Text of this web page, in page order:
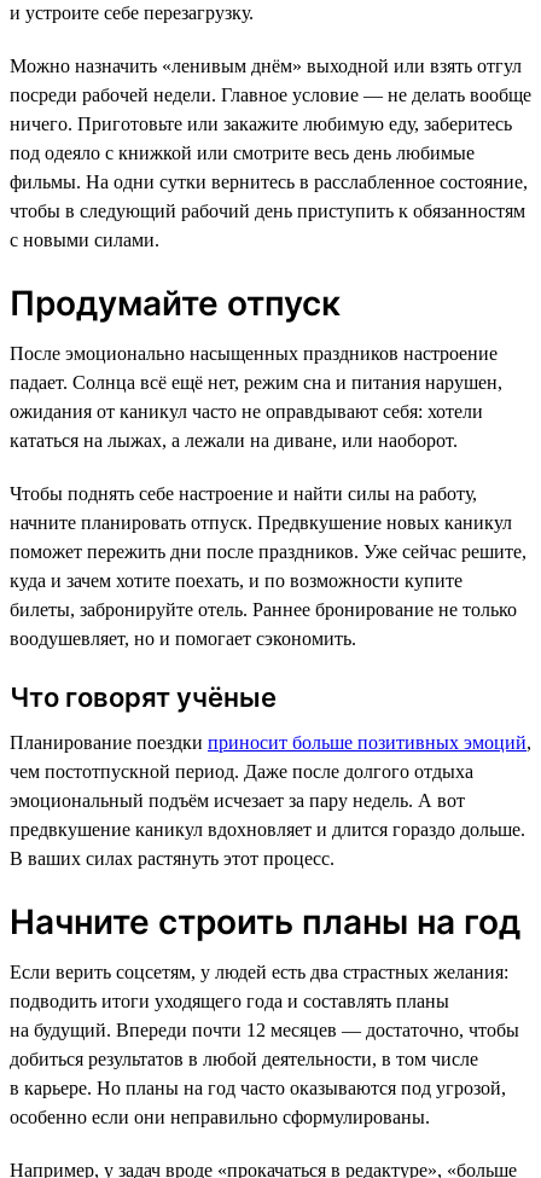
и устроите себе перезагрузку.
Можно назначить «ленивым днём» выходной или взять отгул
посреди рабочей недели. Главное условие — не делать вообще
ничего. Приготовьте или закажите любимую еду, заберитесь
под одеяло с книжкой или смотрите весь день любимые
фильмы. На одни сутки вернитесь в расслабленное состояние,
чтобы в следующий рабочий день приступить к обязанностям
с новыми силами.
Продумайте отпуск
После эмоционально насыщенных праздников настроение
падает. Солнца всё ещё нет, режим сна и питания нарушен,
ожидания от каникул часто не оправдывают себя: хотели
кататься на лыжах, а лежали на диване, или наоборот.
Чтобы поднять себе настроение и найти силы на работу,
начните планировать отпуск. Предвкушение новых каникул
поможет пережить дни после праздников. Уже сейчас решите,
куда и зачем хотите поехать, и по возможности купите
билеты, забронируйте отель. Раннее бронирование не только
воодушевляет, но и помогает сэкономить.
Что говорят учёные
Планирование поездки приносит больше позитивных эмоций,
чем постотпускной период. Даже после долгого отдыха
эмоциональный подъём исчезает за пару недель. А вот
предвкушение каникул вдохновляет и длится гораздо дольше.
В ваших силах растянуть этот процесс.
Начните строить планы на год
Если верить соцсетям, у людей есть два страстных желания:
подводить итоги уходящего года и составлять планы
на будущий. Впереди почти 12 месяцев — достаточно, чтобы
добиться результатов в любой деятельности, в том числе
в карьере. Но планы на год часто оказываются под угрозой,
особенно если они неправильно сформулированы.
Например, у задач вроде «прокачаться в редактуре», «больше